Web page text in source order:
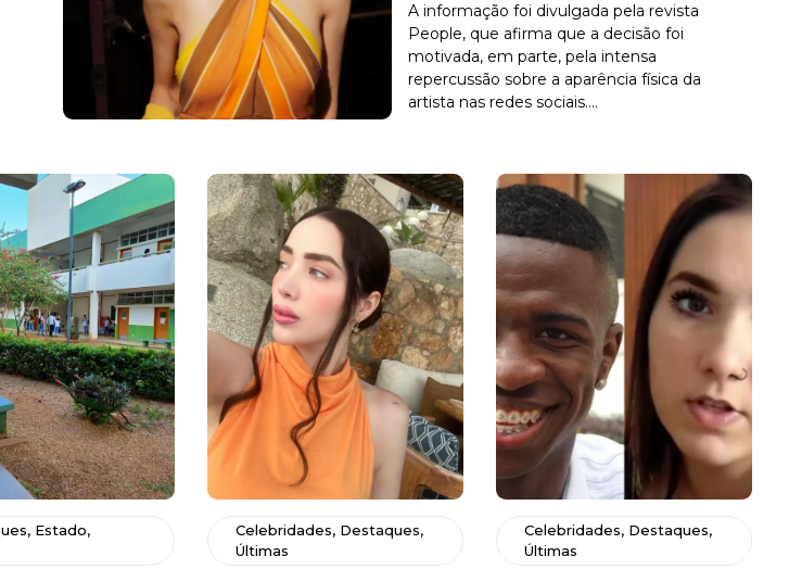
A informação foi divulgada pela revista
People, que afirma que a decisão foi
motivada, em parte, pela intensa
repercussão sobre a aparência física da
artista nas redes sociais....
, Estado,
Celebridades, Destaques,
Últimas
Celebridades, Destaques,
Últimas